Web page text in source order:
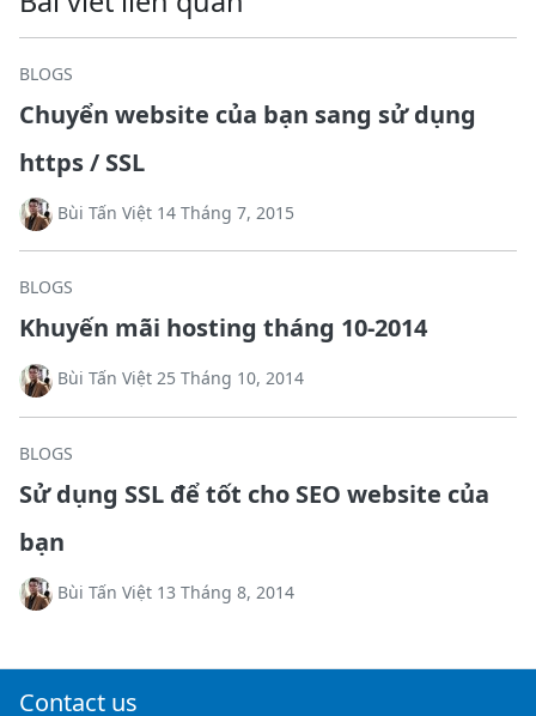
BLOGS
Chuyển website của bạn sang sử dụng
https / SSL
Bùi Tấn Việt 14 Tháng 7, 2015
BLOGS
Khuyến mãi hosting tháng 10-2014
Bùi Tấn Việt 25 Tháng 10, 2014
BLOGS
Sử dụng SSL để tốt cho SEO website của
bạn
Bùi Tấn Việt 13 Tháng 8, 2014
Contact us